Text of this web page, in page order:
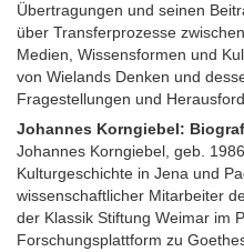
Übertragungen und seinen
über Transferprozesse
Medien, Wissensformen und
von Wielands Denken und
Fragestellungen und
Johannes Korngiebel:
Johannes Korngiebel, geb.
Kulturgeschichte in Jena und
wissenschaftlicher Mitarbeiter
der Klassik Stiftung Weimar im
Forschungsplattform zu